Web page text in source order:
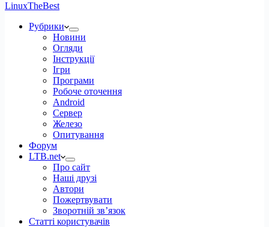
LinuxTheBest
Рубрики
Новини
Огляди
Інструкції
Ігри
Програми
Робоче оточення
Android
Сервер
Железо
Опитування
Форум
LTB.net
Про сайт
Наші друзі
Автори
Пожертвувати
Зворотній зв’язок
Статті користувачів